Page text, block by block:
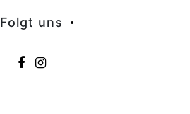
Beiträge
Folgt uns